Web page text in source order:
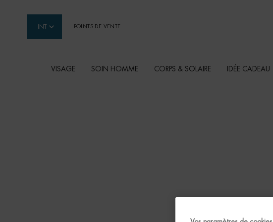
INT POINTS DE VENTE
VISAGE SOIN HOMME CORPS & SOLAIRE IDÉE CADEAU